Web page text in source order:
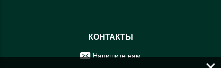
КОНТАКТЫ
Напишите нам